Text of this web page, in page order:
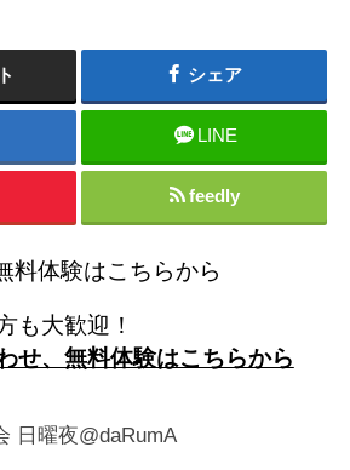
シェア
LINE
feedly
料体験はこちらから
も大歓迎！
せ、無料体験はこちらから
日曜夜@daRumA